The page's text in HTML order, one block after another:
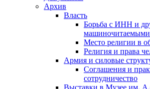
Архив
Власть
Борьба с ИНН и
машиночитаемыми
Место религии в
Религия и права
Армия и силовые
Соглашения и
сотрудничество